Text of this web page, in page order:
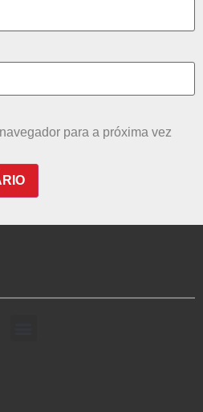
para a próxima vez